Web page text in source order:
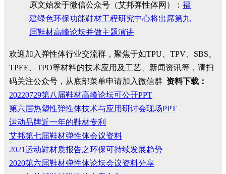
原文始发于微信公众号（艾邦弹性体网）： 福
建绿色环保功能鞋材工程研究中心将出席第九
届鞋材高峰论坛并做主题演讲
欢迎加入弹性体行业交流群，聚焦于如TPU、TPV、SBS、
TPEE、TPO等材料的技术应用及工艺、新闻资讯等，请扫
码关注公众号，从底部菜单申请加入微信群 资料下载：
20220729第八届鞋材高峰论坛可公开PPT
第六届热塑性弹性体技术与应用研讨会现场PPT
运动品牌近一年的鞋材专利
艾邦第七届鞋材弹性体会议资料
2021运动鞋材质报告之环保可持续发展趋势
2020第六届鞋材弹性体论坛会议资料分享